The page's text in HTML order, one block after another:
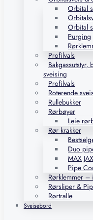
Orbital
Orbital
Purging
Profilvals
sveising
Profilvals
Roterende
Rullebukker
Rørbøyer
Leie
Rør krakker
Duo
MAX
Pipe
Rørklemmer –
Rørsliper &
Rørtralle
Sveisebord